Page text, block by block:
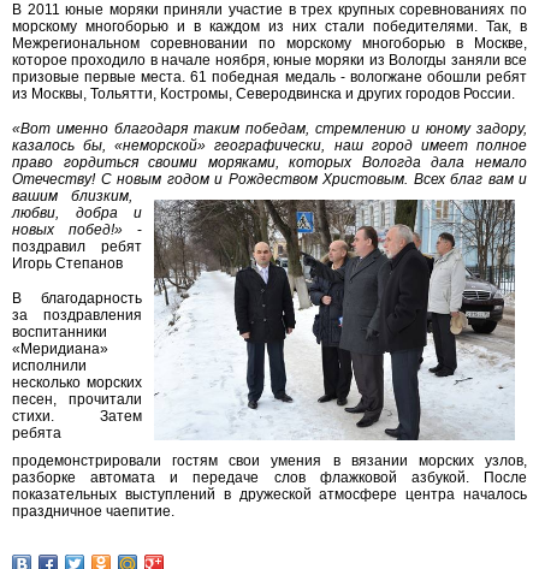
В 2011 юные моряки приняли участие в трех крупных соревнованиях по
морскому многоборью и в каждом из них стали победителями. Так, в
Межрегиональном соревновании по морскому многоборью в Москве,
которое проходило в начале ноября, юные моряки из Вологды заняли все
призовые первые места. 61 победная медаль - вологжане обошли ребят
из Москвы, Тольятти, Костромы, Северодвинска и других городов России.
«Вот именно благодаря таким победам, стремлению и юному задору,
казалось бы, «неморской» географически, наш город имеет полное
право гордиться своими моряками, которых Вологда дала немало
Отечеству! С новым годом и Рождеством Христовым. Всех благ вам и
вашим близким,
любви, добра и
новых побед!» -
поздравил ребят
Игорь Степанов
В благодарность
за поздравления
воспитанники
«Меридиана»
исполнили
несколько морских
песен, прочитали
стихи. Затем
ребята
продемонстрировали гостям свои умения в вязании морских узлов,
разборке автомата и передаче слов флажковой азбукой. После
показательных выступлений в дружеской атмосфере центра началось
праздничное чаепитие.